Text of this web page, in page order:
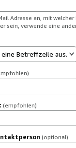
Adresse an, mit
sein, verwende eine
Betreffzeile aus.
(empfohlen)
(optional)